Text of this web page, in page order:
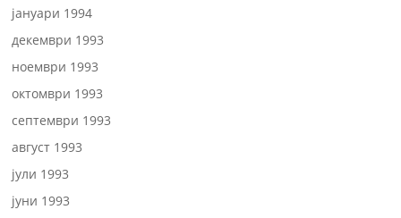
јануари 1994
декември 1993
ноември 1993
октомври 1993
септември 1993
август 1993
јули 1993
јуни 1993